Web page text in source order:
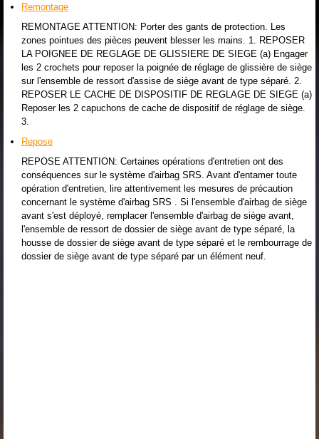
Remontage
REMONTAGE ATTENTION: Porter des gants de protection. Les
zones pointues des pièces peuvent blesser les mains. 1. REPOSER
LA POIGNEE DE REGLAGE DE GLISSIERE DE SIEGE (a) Engager
les 2 crochets pour reposer la poignée de réglage de glissière de siège
sur l'ensemble de ressort d'assise de siège avant de type séparé. 2.
REPOSER LE CACHE DE DISPOSITIF DE REGLAGE DE SIEGE (a)
Reposer les 2 capuchons de cache de dispositif de réglage de siège.
3.
Repose
REPOSE ATTENTION: Certaines opérations d'entretien ont des
conséquences sur le système d'airbag SRS. Avant d'entamer toute
opération d'entretien, lire attentivement les mesures de précaution
concernant le système d'airbag SRS . Si l'ensemble d'airbag de siège
avant s'est déployé, remplacer l'ensemble d'airbag de siège avant,
l'ensemble de ressort de dossier de siège avant de type séparé, la
housse de dossier de siège avant de type séparé et le rembourrage de
dossier de siège avant de type séparé par un élément neuf.